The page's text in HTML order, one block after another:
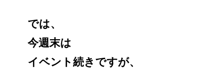
では、
今週末は
イベント続きですが、